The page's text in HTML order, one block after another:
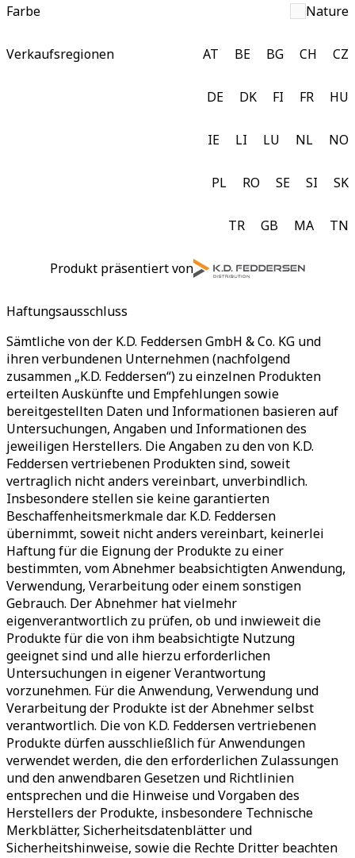
Farbe Nature
Verkaufsregionen AT BE BG CH CZ
DE DK FI FR HU
IE LI LU NL NO
PL RO SE SI SK
TR GB MA TN
Produkt präsentiert von
Haftungsausschluss
Sämtliche von der K.D. Feddersen GmbH & Co. KG und
ihren verbundenen Unternehmen (nachfolgend
zusammen „K.D. Feddersen“) zu einzelnen Produkten
erteilten Auskünfte und Empfehlungen sowie
bereitgestellten Daten und Informationen basieren auf
Untersuchungen, Angaben und Informationen des
jeweiligen Herstellers. Die Angaben zu den von K.D.
Feddersen vertriebenen Produkten sind, soweit
vertraglich nicht anders vereinbart, unverbindlich.
Insbesondere stellen sie keine garantierten
Beschaffenheitsmerkmale dar. K.D. Feddersen
übernimmt, soweit nicht anders vereinbart, keinerlei
Haftung für die Eignung der Produkte zu einer
bestimmten, vom Abnehmer beabsichtigten Anwendung,
Verwendung, Verarbeitung oder einem sonstigen
Gebrauch. Der Abnehmer hat vielmehr
eigenverantwortlich zu prüfen, ob und inwieweit die
Produkte für die von ihm beabsichtigte Nutzung
geeignet sind und alle hierzu erforderlichen
Untersuchungen in eigener Verantwortung
vorzunehmen. Für die Anwendung, Verwendung und
Verarbeitung der Produkte ist der Abnehmer selbst
verantwortlich. Die von K.D. Feddersen vertriebenen
Produkte dürfen ausschließlich für Anwendungen
verwendet werden, die den erforderlichen Zulassungen
und den anwendbaren Gesetzen und Richtlinien
entsprechen und die Hinweise und Vorgaben des
Herstellers der Produkte, insbesondere Technische
Merkblätter, Sicherheitsdatenblätter und
Sicherheitshinweise, sowie die Rechte Dritter beachten